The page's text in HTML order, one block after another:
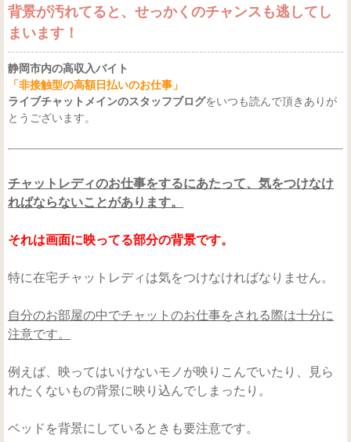
背景が汚れてると、せっかくのチャンスも逃してし
まいます！
静岡市内の高収入バイト
「非接触型の高額日払いのお仕事」
ライブチャットメインのスタッフブログをいつも読んで頂きありが
とうございます。
チャットレディのお仕事をするにあたって、気をつけなけ
ればならないことがあります。
それは画面に映ってる部分の背景です。
特に在宅チャットレディは気をつけなければなりません。
自分のお部屋の中でチャットのお仕事をされる際は十分に
注意です。
例えば、映ってはいけないモノが映りこんでいたり、見ら
れたくないもの背景に映り込んでしまったり。
ベッドを背景にしているときも要注意です。